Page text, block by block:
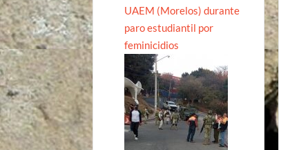
UAEM (Morelos) durante
paro estudiantil por
feminicidios